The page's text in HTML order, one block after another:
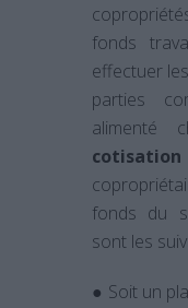
fonds
effectuer
parties
alimenté
fonds du
sont les
● Soit un